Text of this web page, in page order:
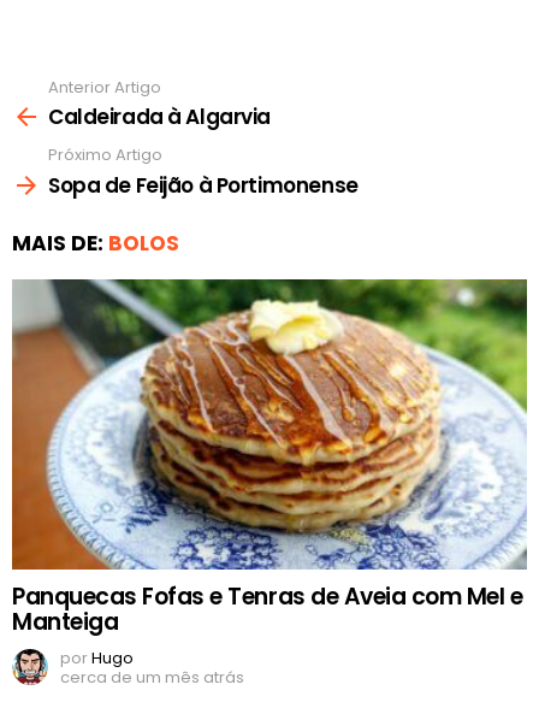
mais
Anterior Artigo
Caldeirada à Algarvia
Próximo Artigo
Sopa de Feijão à Portimonense
MAIS DE: BOLOS
Panquecas Fofas e Tenras de Aveia com Mel e
Manteiga
porHugo
cerca de um mês atrás